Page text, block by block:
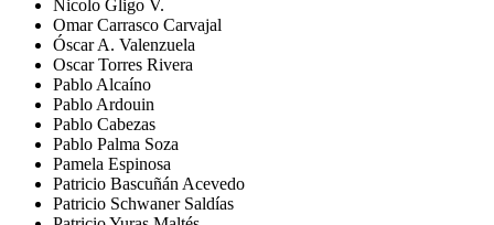
Nicolo Gligo V.
Omar Carrasco Carvajal
Óscar A. Valenzuela
Oscar Torres Rivera
Pablo Alcaíno
Pablo Ardouin
Pablo Cabezas
Pablo Palma Soza
Pamela Espinosa
Patricio Bascuñán Acevedo
Patricio Schwaner Saldías